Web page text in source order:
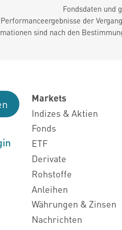
Fondsdaten und
Performanceergebnisse der
sind nach den
Markets
Indizes & Aktien
Fonds
ETF
Derivate
Rohstoffe
Anleihen
Währungen & Zinsen
Nachrichten